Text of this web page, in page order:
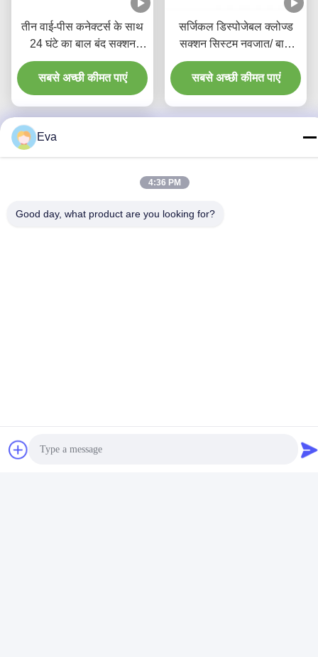
तीन वाई-पीस कनेक्टर्स के साथ
24 घंटे का बाल बंद सक्शन
कैथेटर
सबसे अच्छी कीमत पाएं
सर्जिकल डिस्पोजेबल क्लोज्ड
सक्शन सिस्टम नवजात/ बाल
रोग-कोहनी
सबसे अच्छी कीमत पाएं
MCREAT (GUANGZHOU) BIO-TECH
Eva
4:36 PM
Good day, what product are you looking for?